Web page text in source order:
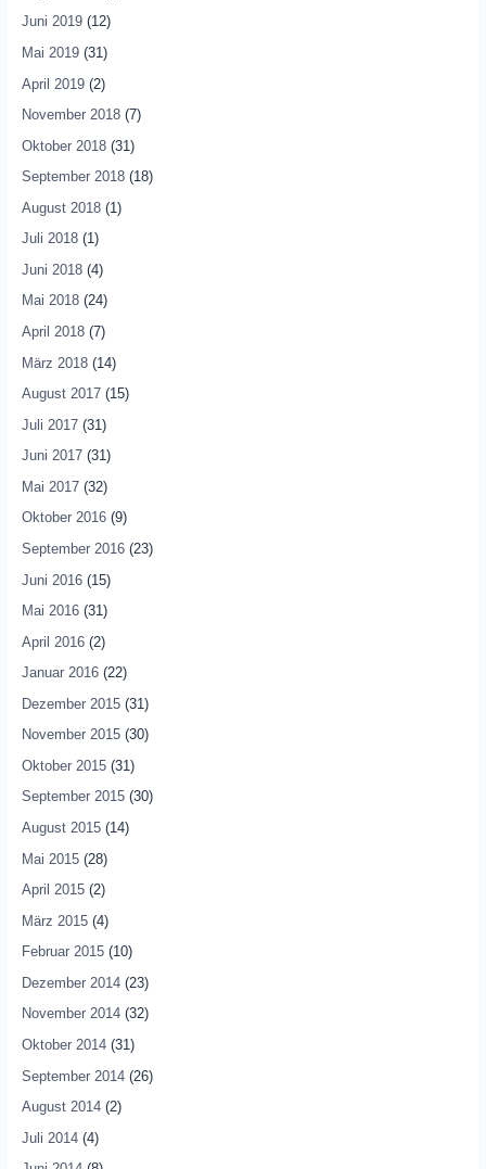
Juni 2019(12)
Mai 2019(31)
April 2019(2)
November 2018(7)
Oktober 2018(31)
September 2018(18)
August 2018(1)
Juli 2018(1)
Juni 2018(4)
Mai 2018(24)
April 2018(7)
März 2018(14)
August 2017(15)
Juli 2017(31)
Juni 2017(31)
Mai 2017(32)
Oktober 2016(9)
September 2016(23)
Juni 2016(15)
Mai 2016(31)
April 2016(2)
Januar 2016(22)
Dezember 2015(31)
November 2015(30)
Oktober 2015(31)
September 2015(30)
August 2015(14)
Mai 2015(28)
April 2015(2)
März 2015(4)
Februar 2015(10)
Dezember 2014(23)
November 2014(32)
Oktober 2014(31)
September 2014(26)
August 2014(2)
Juli 2014(4)